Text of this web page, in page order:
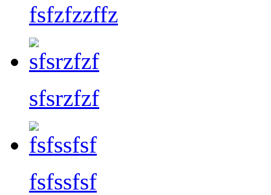
fsfzfzzffz
sfsrzfzf
fsfssfsf